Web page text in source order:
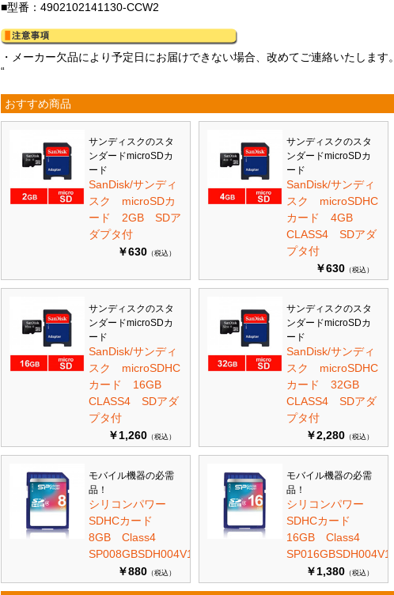
■型番：4902102141130-CCW2
・メーカー欠品により予定日にお届けできない場合、改めてご連絡いたします。
“
おすすめ商品
サンディスクのスタ
ンダードmicroSDカ
ード
SanDisk/サンディ
スク microSDカ
ード 2GB SDア
ダプタ付
￥630 （税込）
サンディスクのスタ
ンダードmicroSDカ
ード
SanDisk/サンディ
スク microSDHC
カード 4GB
CLASS4 SDアダ
プタ付
￥630 （税込）
サンディスクのスタ
ンダードmicroSDカ
ード
SanDisk/サンディ
スク microSDHC
カード 16GB
CLASS4 SDアダ
プタ付
￥1,260 （税込）
サンディスクのスタ
ンダードmicroSDカ
ード
SanDisk/サンディ
スク microSDHC
カード 32GB
CLASS4 SDアダ
プタ付
￥2,280 （税込）
モバイル機器の必需
品！
シリコンパワー
SDHCカード
8GB Class4
SP008GBSDH004V10
￥880 （税込）
モバイル機器の必需
品！
シリコンパワー
SDHCカード
16GB Class4
SP016GBSDH004V10
￥1,380 （税込）